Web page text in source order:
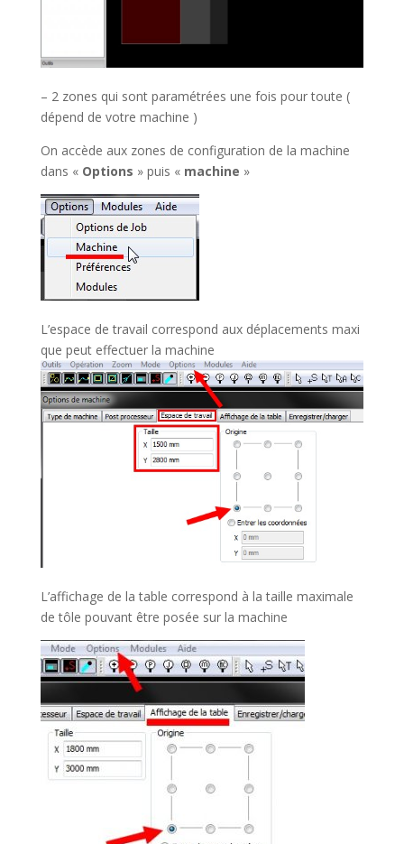
– 2 zones qui sont paramétrées une fois pour toute (
dépend de votre machine )
On accède aux zones de configuration de la machine
dans « Options » puis « machine »
L’espace de travail correspond aux déplacements maxi
que peut effectuer la machine
L’affichage de la table correspond à la taille maximale
de tôle pouvant être posée sur la machine